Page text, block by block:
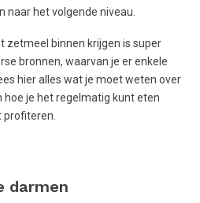
het volgende niveau.
zetmeel binnen krijgen is super
bronnen, waarvan je er enkele
hier alles wat je moet weten over
je het regelmatig kunt eten
profiteren.
darmen